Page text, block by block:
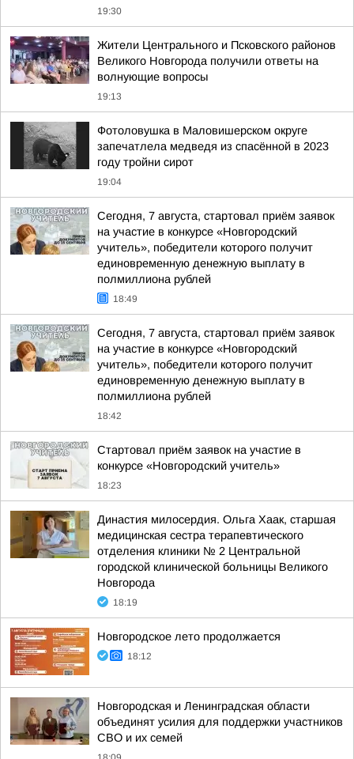
19:30
Жители Центрального и Псковского районов
Великого Новгорода получили ответы на
волнующие вопросы
19:13
Фотоловушка в Маловишерском округе
запечатлела медведя из спасённой в 2023
году тройни сирот
19:04
Сегодня, 7 августа, стартовал приём заявок
на участие в конкурсе «Новгородский
учитель», победители которого получит
единовременную денежную выплату в
полмиллиона рублей
18:49
Сегодня, 7 августа, стартовал приём заявок
на участие в конкурсе «Новгородский
учитель», победители которого получит
единовременную денежную выплату в
полмиллиона рублей
18:42
Стартовал приём заявок на участие в
конкурсе «Новгородский учитель»
18:23
Династия милосердия. Ольга Хаак, старшая
медицинская сестра терапевтического
отделения клиники № 2 Центральной
городской клинической больницы Великого
Новгорода
18:19
Новгородское лето продолжается
18:12
Новгородская и Ленинградская области
объединят усилия для поддержки участников
СВО и их семей